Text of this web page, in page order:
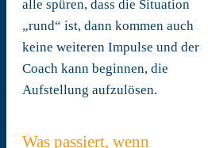
alle spüren, dass die Situation
„rund“ ist, dann kommen auch
keine weiteren Impulse und der
Coach kann beginnen, die
Aufstellung aufzulösen.
Was passiert, wenn